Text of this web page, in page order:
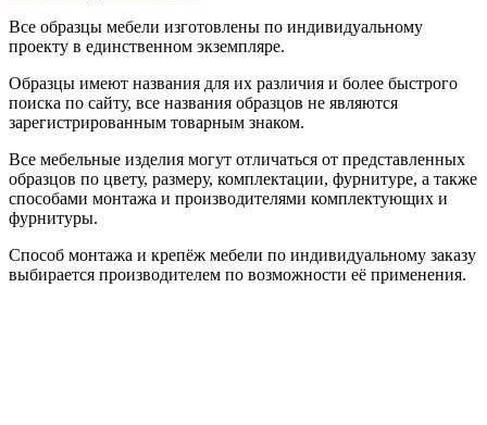
Все образцы мебели изготовлены по индивидуальному
проекту в единственном экземпляре.
Образцы имеют названия для их различия и более быстрого
поиска по сайту, все названия образцов не являются
зарегистрированным товарным знаком.
Все мебельные изделия могут отличаться от представленных
образцов по цвету, размеру, комплектации, фурнитуре, а также
способами монтажа и производителями комплектующих и
фурнитуры.
Способ монтажа и крепёж мебели по индивидуальному заказу
выбирается производителем по возможности её применения.